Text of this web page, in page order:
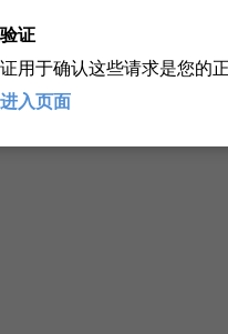
证
用于确认这些请求是您的
入页面